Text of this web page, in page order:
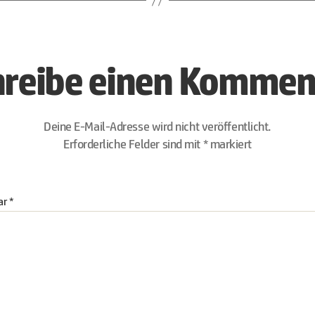
einen
Deine E-Mail-Adresse wird nicht veröffentlicht.
Erforderliche Felder sind mit*markiert
*